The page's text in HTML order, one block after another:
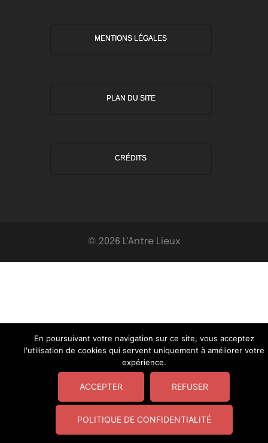
MENTIONS LÉGALES
PLAN DU SITE
CRÉDITS
© 2026 L'Antre Lieux
En poursuivant votre navigation sur ce site, vous acceptez
l'utilisation de cookies qui servent uniquement à améliorer votre
expérience.
ACCEPTER REFUSER
POLITIQUE DE CONFIDENTIALITÉ